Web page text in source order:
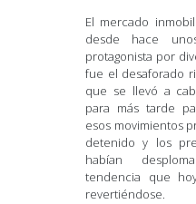
El mercado
desde hace
protagonista por
fue el desaforado
que se llevó a
para más tarde
esos movimientos
detenido y los
habían
tendencia que
revertiéndose.